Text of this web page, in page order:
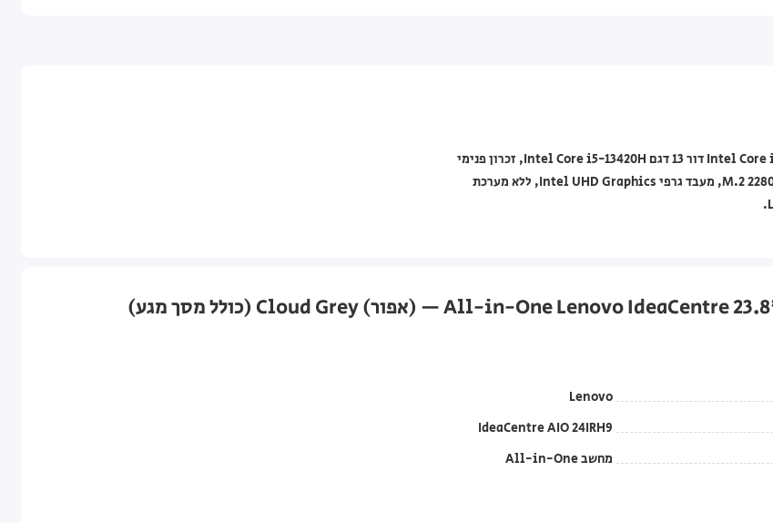
מחשב All-in-One Lenovo מסדרת IdeaCentre AIO 24IRH9, עם מעבד Intel Core i5 דור 13 דגם Intel Core i5-13420H, זכרון פנימי
בנפח 16GB מסוג DDR5-5200, אחסון 512GB מסוג M.2 2280 PCIe 4.0x4 NVMe SSD, מעבד גרפי Intel UHD Graphics, ללא מערכת
Lenovo
IdeaCentre AIO 24IRH9
מחשב All-in-One